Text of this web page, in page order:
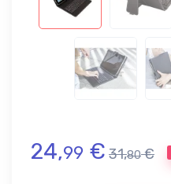
24,99 € 31,80 €